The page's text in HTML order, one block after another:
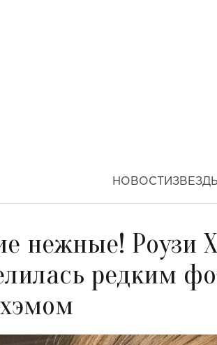
НОВОСТИ ЗВЕЗДЫ
нежные! Роузи
редким